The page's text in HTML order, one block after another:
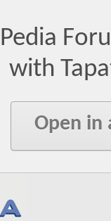
with
Open in